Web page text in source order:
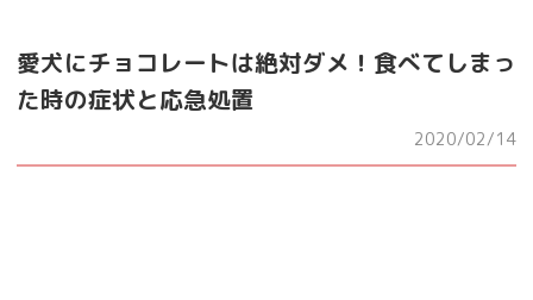
愛犬にチョコレートは絶対ダメ！食べてしまっ
た時の症状と応急処置
2020/02/14